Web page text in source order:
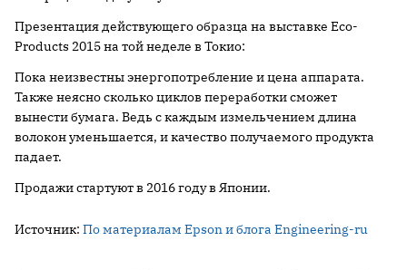
Презентация действующего образца на выставке Eco-
Products 2015 на той неделе в Токио:
Пока неизвестны энергопотребление и цена аппарата.
Также неясно сколько циклов переработки сможет
вынести бумага. Ведь с каждым измельчением длина
волокон уменьшается, и качество получаемого продукта
падает.
Продажи стартуют в 2016 году в Японии.
Источник: По материалам Epson и блога Engineering-ru